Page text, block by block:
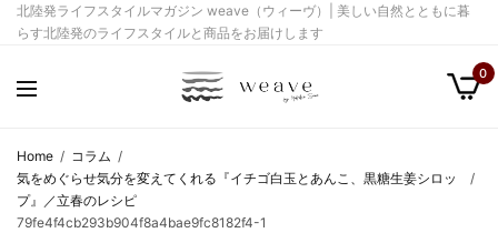
北陸発ライフスタイルマガジン weave（ウィーヴ）| 美しい自然とともに暮
らす北陸発のライフスタイルと商品をお届けします
0
Home
コラム
気をめぐらせ気分を変えてくれる『イチゴ白玉とあんこ、黒糖生姜シロッ
プ』／立春のレシピ
79fe4f4cb293b904f8a4bae9fc8182f4-1